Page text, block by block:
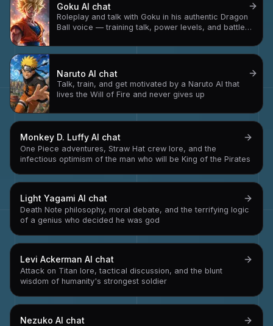
Goku AI chat
Roleplay and talk with Goku in his authentic Dragon
Ball voice — training talk, power levels, and battle
Naruto AI chat
Talk, train, and get motivated by a Naruto AI that
lives the Will of Fire and never gives up
Monkey D. Luffy AI chat
One Piece adventures, Straw Hat crew lore, and the
infectious optimism of the man who will be King of the Pirates
Light Yagami AI chat
Death Note philosophy, moral debate, and the terrifying logic
of a genius who decided he was god
Levi Ackerman AI chat
Attack on Titan lore, tactical discussion, and the blunt
wisdom of humanity's strongest soldier
Nezuko AI chat